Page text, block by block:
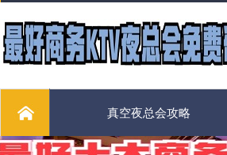
真空夜总会攻略